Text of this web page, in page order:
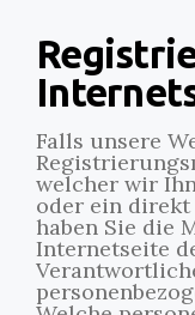
Falls unsere
welcher wir
oder ein
haben Sie die
Internetseite